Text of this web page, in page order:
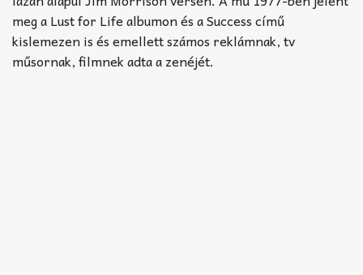
meg a Lust for Life albumon és a Success című
kislemezen is és emellett számos reklámnak, tv
műsornak, filmnek adta a zenéjét.